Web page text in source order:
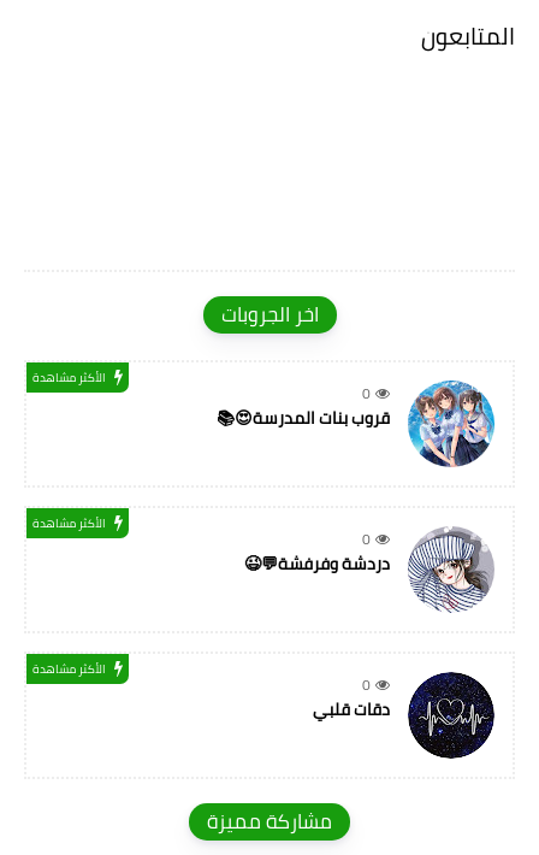
المتابعون
اخر الجروبات
0
الأكثر مشاهدة
قروب بنات المدرسة😍📚
0
الأكثر مشاهدة
دردشة وفرفشة💬😉
0
الأكثر مشاهدة
دقات قلبي
مشاركة مميزة